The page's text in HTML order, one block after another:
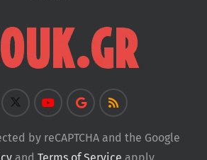
by reCAPTCHA and the Google